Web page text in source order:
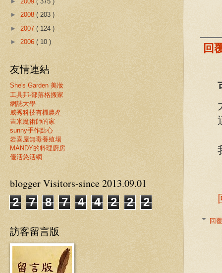
回
回覆
► 2008 ( 203 )
► 2007 ( 124 )
► 2006 ( 10 )
友情連結
She's Garden 美妝
工具邦-部落格搬家
網誌大學
威秀科技有機農產
吉米魔術師的家
sunny手作點心
岩喜屋無毒養殖場
MANDY的料理廚房
優活悠活網
blogger Visitors-since 2013.09.01
2
7 8 7 4 4 2 2 3
訪客留言版